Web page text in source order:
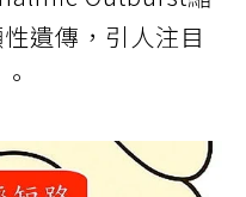
遺傳，引人注目